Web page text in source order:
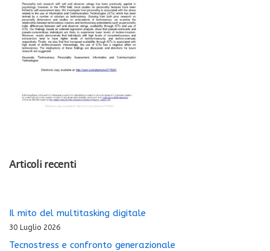
Articoli recenti
Il mito del multitasking digitale
30 Luglio 2026
Tecnostress e confronto generazionale